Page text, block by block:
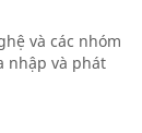
và các nhóm
nhập và phát